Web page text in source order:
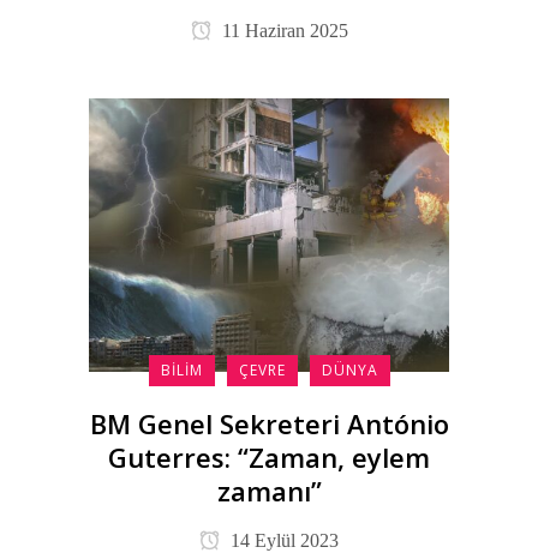
11 Haziran 2025
BILIM ÇEVRE DÜNYA
BM Genel Sekreteri António
Guterres: “Zaman, eylem
zamanı”
14 Eylül 2023